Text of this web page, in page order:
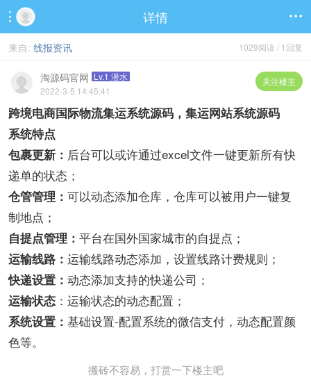
 详情 
1029阅读 / 1回复
来自: 线报资讯
关注楼主
淘源码官网 Lv.1 潜水
2022-3-5 14:45:41
跨境电商国际物流集运系统源码，集运网站系统源码
系统特点
包裹更新： 后台可以或许通过excel文件一键更新所有快
递单的状态；
仓管管理： 可以动态添加仓库，仓库可以被用户一键复
制地点；
自提点管理： 平台在国外国家城市的自提点；
运输线路： 运输线路动态添加，设置线路计费规则；
快递设置： 动态添加支持的快递公司；
运输状态 ：运输状态的动态配置；
系统设置： 基础设置-配置系统的微信支付，动态配置颜
色等。
搬砖不容易，打赏一下楼主吧